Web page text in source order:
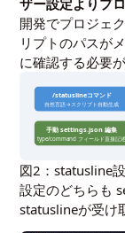
開発でプロジェ
リプトのパスが
に確認する必要が
/statuslineコマンド
自然言語→スクリプト自動生成
手動 settings.json 編集
type/command フィールド直接記述
図2：statusline
設定のどちらも
statuslineが受け